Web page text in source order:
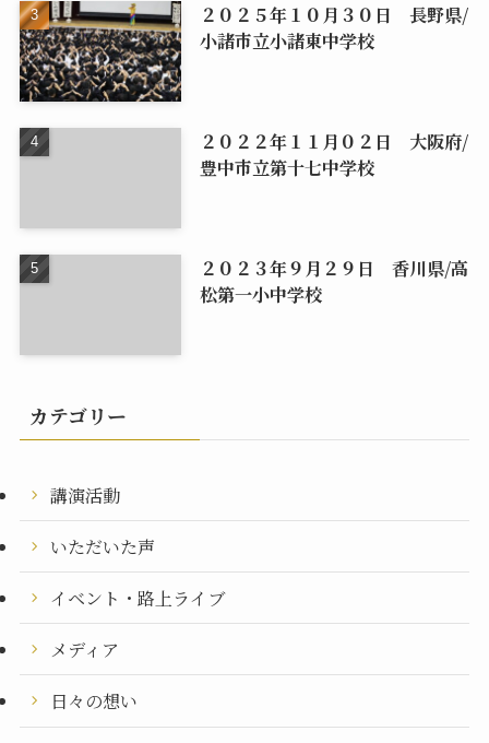
２０２５年１０月３０日 長野県/
小諸市立小諸東中学校
２０２２年１１月０２日 大阪府/
豊中市立第十七中学校
２０２３年９月２９日 香川県/高
松第一小中学校
カテゴリー
講演活動
いただいた声
イベント・路上ライブ
メディア
日々の想い